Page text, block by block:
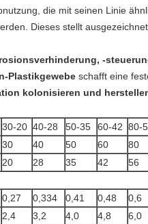
die mit seinen Linie
Dieses stellt
-
Plastikgewebe schafft eine
kolonisieren und
30-20 40-28 50-35 60-42 80-
30 40 50 60 80
20 28 35 42 56
0,27 0,334 0,41 0,48 0,6
2,4 3,2 4,0 4,8 6,0